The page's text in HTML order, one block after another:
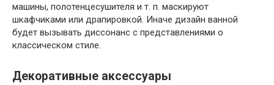
машины, полотенцесушителя и т. п. маскируют
шкафчиками или драпировкой. Иначе дизайн ванной
будет вызывать диссонанс с представлениями о
классическом стиле.
Декоративные аксессуары